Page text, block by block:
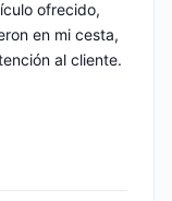
ofrecido,
en mi cesta,
al cliente.